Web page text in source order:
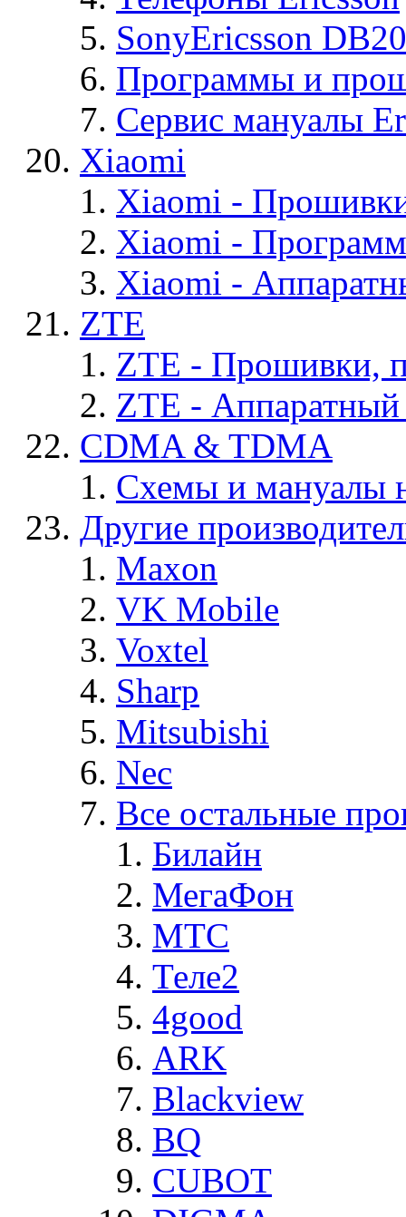
SonyEricsson
Программы и
Сервис мануалы
Xiaomi
Xiaomi -
Xiaomi -
Xiaomi -
ZTE
ZTE - Прошивки,
ZTE -
CDMA & TDMA
Схемы и мануалы
Другие
Maxon
VK Mobile
Voxtel
Sharp
Mitsubishi
Nec
Все остальные
Билайн
МегаФон
MTC
Теле2
4good
ARK
Blackview
BQ
CUBOT